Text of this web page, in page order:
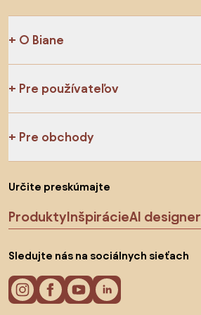
O Biane
Pre používateľov
Pre obchody
Určite preskúmajte
ProduktyInšpirácieAI designer
Sledujte nás na sociálnych sieťach